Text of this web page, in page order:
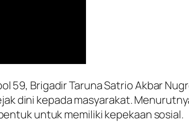
59, Brigadir Taruna Satrio Akbar
dini kepada masyarakat.
untuk memiliki kepekaan sosial.